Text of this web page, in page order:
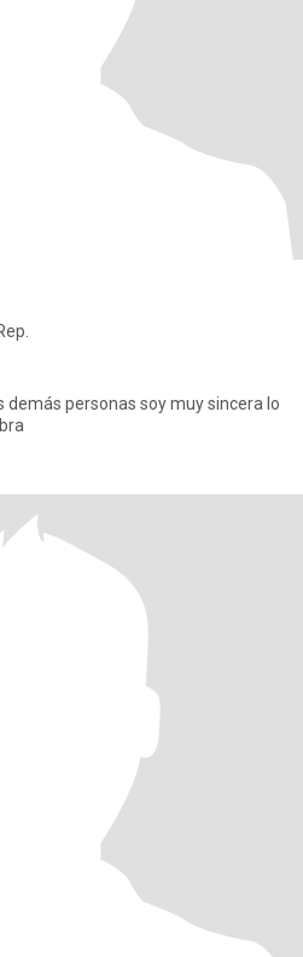
demás personas soy muy sincera lo